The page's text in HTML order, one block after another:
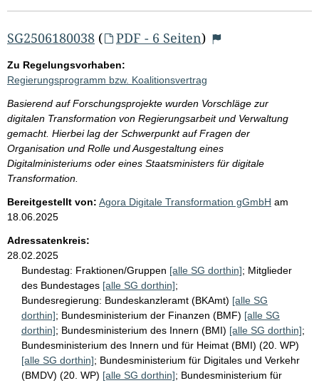
SG2506180038 ( PDF - 6 Seiten)
Zu Regelungsvorhaben:
Regierungsprogramm bzw. Koalitionsvertrag
Basierend auf Forschungsprojekte wurden Vorschläge zur
digitalen Transformation von Regierungsarbeit und Verwaltung
gemacht. Hierbei lag der Schwerpunkt auf Fragen der
Organisation und Rolle und Ausgestaltung eines
Digitalministeriums oder eines Staatsministers für digitale
Transformation.
Bereitgestellt von: Agora Digitale Transformation gGmbH am
18.06.2025
Adressatenkreis:
28.02.2025
Bundestag: Fraktionen/Gruppen [alle SG dorthin]; Mitglieder
des Bundestages [alle SG dorthin];
Bundesregierung: Bundeskanzleramt (BKAmt) [alle SG
dorthin]; Bundesministerium der Finanzen (BMF) [alle SG
dorthin]; Bundesministerium des Innern (BMI) [alle SG dorthin];
Bundesministerium des Innern und für Heimat (BMI) (20. WP)
[alle SG dorthin]; Bundesministerium für Digitales und Verkehr
(BMDV) (20. WP) [alle SG dorthin]; Bundesministerium für